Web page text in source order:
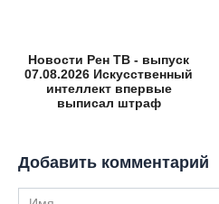
Новости Рен ТВ - выпуск
07.08.2026 Искусственный
интеллект впервые
выписал штраф
Добавить комментарий
Имя